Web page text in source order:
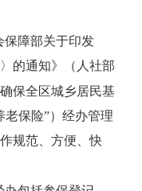
保障部关于印发
的通知》（人社部
保全区城乡居民基
老保险”）经办管理
规范、方便、快